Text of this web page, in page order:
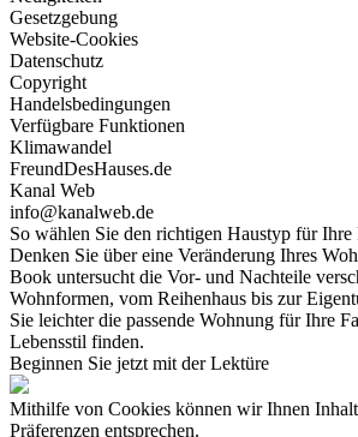
Gesetzgebung
Website-Cookies
Datenschutz
Copyright
Handelsbedingungen
Verfügbare Funktionen
Klimawandel
FreundDesHauses.de
Kanal Web
info@kanalweb.de
So wählen Sie den richtigen Haustyp für Ihre
Denken Sie über eine Veränderung Ihres
Book untersucht die Vor- und Nachteile
Wohnformen, vom Reihenhaus bis zur
Sie leichter die passende Wohnung für Ihre
Lebensstil finden.
Beginnen Sie jetzt mit der Lektüre
Mithilfe von Cookies können wir Ihnen
Präferenzen entsprechen.